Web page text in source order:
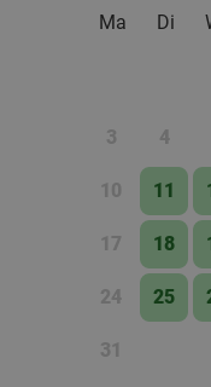
Ma
Di
3 4
10 11
17 18
24 25
31